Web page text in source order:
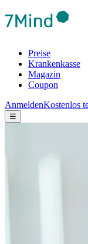
Preise
Krankenkasse
Magazin
Coupon
AnmeldenKostenlos
☰